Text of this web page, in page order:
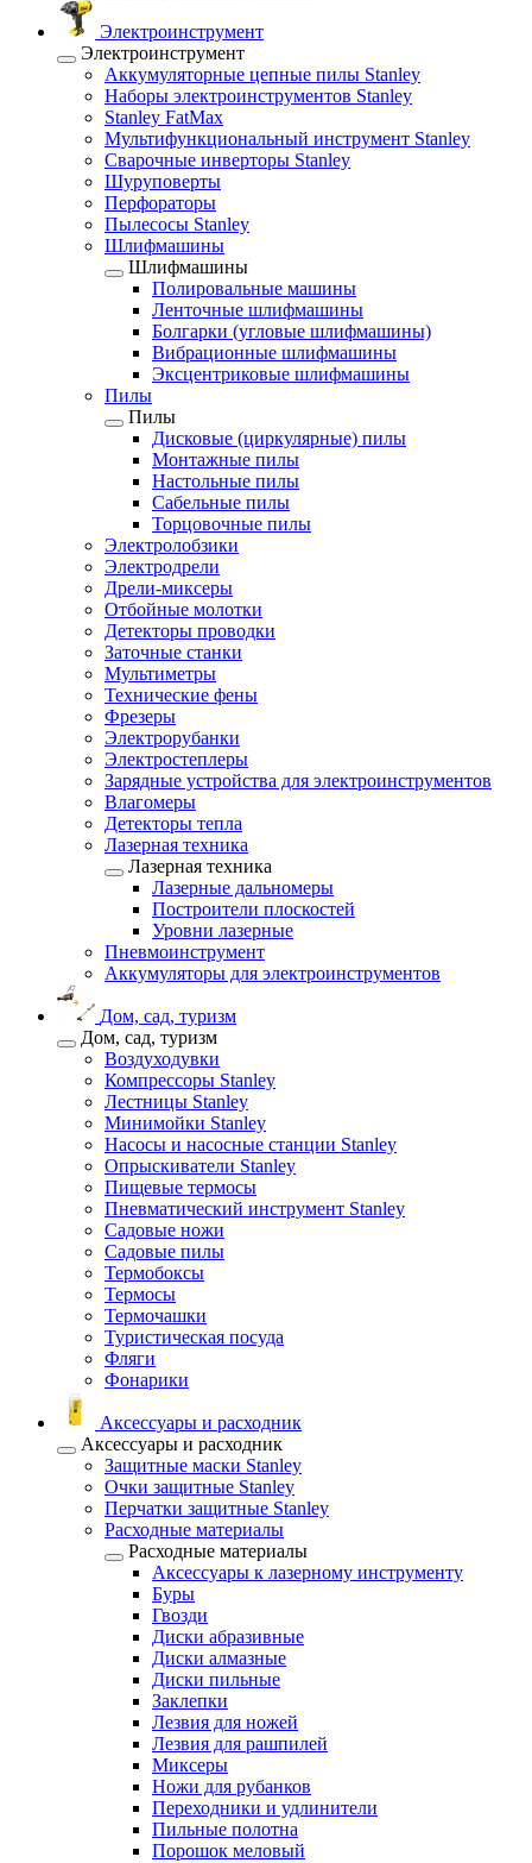
Электроинструмент
Электроинструмент
Аккумуляторные цепные пилы Stanley
Наборы электроинструментов Stanley
Stanley FatMax
Мультифункциональный инструмент Stanley
Сварочные инверторы Stanley
Шуруповерты
Перфораторы
Пылесосы Stanley
Шлифмашины
Шлифмашины
Полировальные машины
Ленточные шлифмашины
Болгарки (угловые шлифмашины)
Вибрационные шлифмашины
Эксцентриковые шлифмашины
Пилы
Пилы
Дисковые (циркулярные) пилы
Монтажные пилы
Настольные пилы
Сабельные пилы
Торцовочные пилы
Электролобзики
Электродрели
Дрели-миксеры
Отбойные молотки
Детекторы проводки
Заточные станки
Мультиметры
Технические фены
Фрезеры
Электрорубанки
Электростеплеры
Зарядные устройства для электроинструментов
Влагомеры
Детекторы тепла
Лазерная техника
Лазерная техника
Лазерные дальномеры
Построители плоскостей
Уровни лазерные
Пневмоинструмент
Аккумуляторы для электроинструментов
Дом, сад, туризм
Дом, сад, туризм
Воздуходувки
Компрессоры Stanley
Лестницы Stanley
Минимойки Stanley
Насосы и насосные станции Stanley
Опрыскиватели Stanley
Пищевые термосы
Пневматический инструмент Stanley
Садовые ножи
Садовые пилы
Термобоксы
Термосы
Термочашки
Туристическая посуда
Фляги
Фонарики
Аксессуары и расходник
Аксессуары и расходник
Защитные маски Stanley
Очки защитные Stanley
Перчатки защитные Stanley
Расходные материалы
Расходные материалы
Аксессуары к лазерному инструменту
Буры
Гвозди
Диски абразивные
Диски алмазные
Диски пильные
Заклепки
Лезвия для ножей
Лезвия для рашпилей
Миксеры
Ножи для рубанков
Переходники и удлинители
Пильные полотна
Порошок меловый